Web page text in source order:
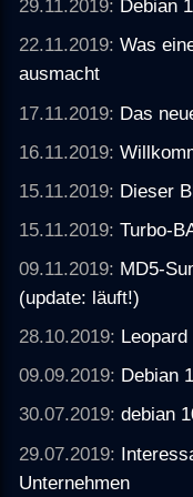
29.11.2019: Debian
22.11.2019:Was
ausmacht
17.11.2019: Das
16.11.2019:
15.11.2019: Dieser
15.11.2019:Turbo-
09.11.2019: MD5-
(update: läuft!)
28.10.2019: Leopard
09.09.2019: Debian
30.07.2019:debian
29.07.2019:
Unternehmen